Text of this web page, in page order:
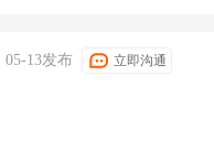
05-13发布 立即沟通